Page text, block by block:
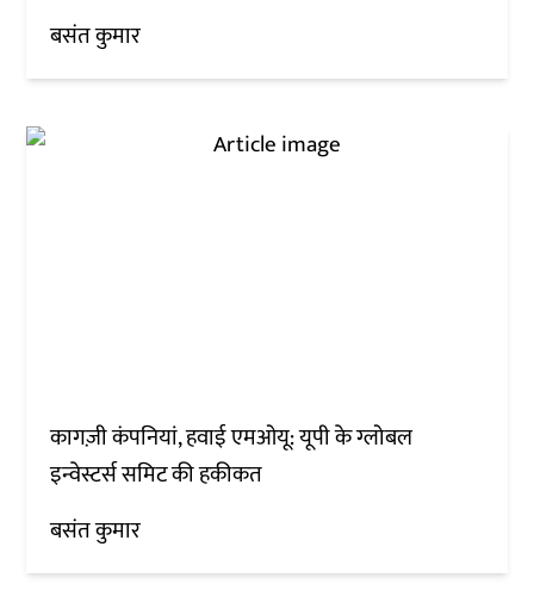
बसंत कुमार
कागज़ी कंपनियां, हवाई एमओयू: यूपी के ग्लोबल
इन्वेस्टर्स समिट की हकीकत
बसंत कुमार